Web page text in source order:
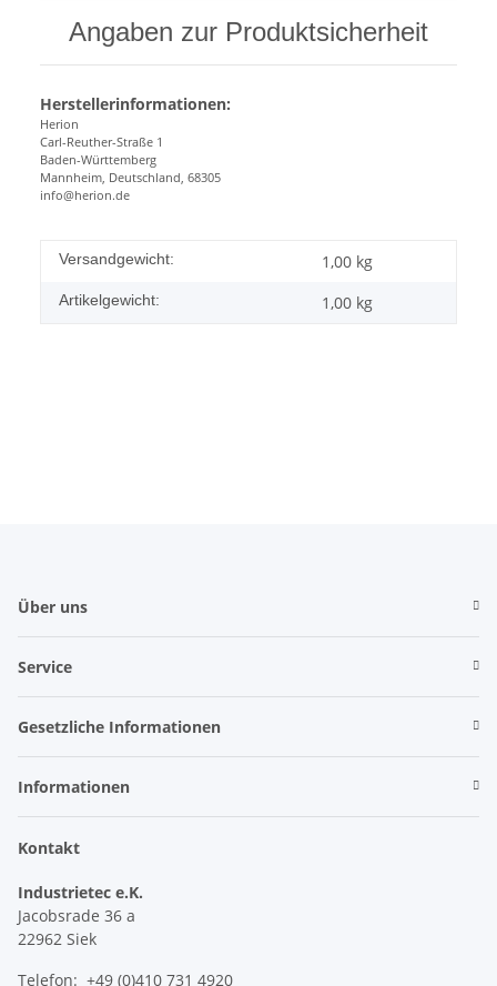
Angaben zur Produktsicherheit
Herstellerinformationen:
Herion
Carl-Reuther-Straße 1
Baden-Württemberg
Mannheim, Deutschland, 68305
info@herion.de
Versandgewicht: 1,00 kg
Artikelgewicht: 1,00 kg
Über uns
Service
Gesetzliche Informationen
Informationen
Kontakt
Industrietec e.K.
Jacobsrade 36 a
22962 Siek
Telefon: +49 (0)410 731 4920